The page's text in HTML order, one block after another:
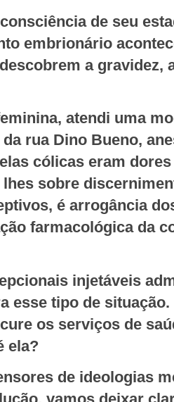
de seu
embrionário
a gravidez,
atendi uma
da rua Dino Bueno,
cólicas eram
sobre
é arrogância
farmacológica da
injetáveis
esse tipo de
os serviços de
ela?
de ideologias